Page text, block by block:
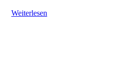
Weiterlesen